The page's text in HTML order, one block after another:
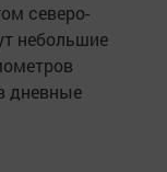
северо-
небольшие
дневные